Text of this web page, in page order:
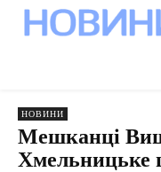
НОВИНИ
Мешканці
Хмельницьке